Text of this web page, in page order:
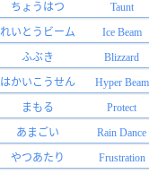
ちょうはつ
Taunt
れいとうビーム
Ice Beam
ふぶき
Blizzard
はかいこうせん
Hyper Beam
まもる
Protect
あまごい
Rain Dance
やつあたり
Frustration